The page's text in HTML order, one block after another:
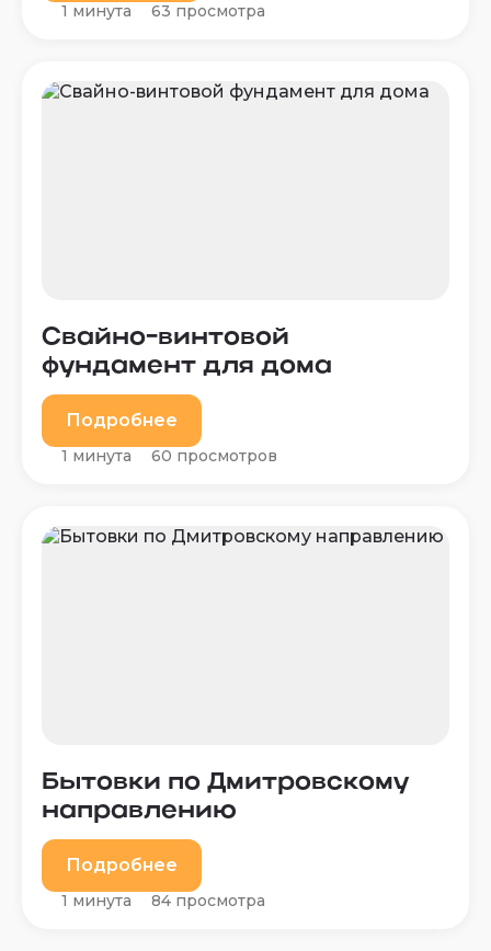
1 минута 63 просмотра
Свайно-винтовой
фундамент для дома
Подробнее
1 минута 60 просмотров
Бытовки по Дмитровскому
направлению
Подробнее
1 минута 84 просмотра